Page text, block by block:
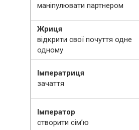
маніпулювати партнером
Жриця
відкрити свої почуття одне
одному
Імператриця
зачаття
Імператор
створити сім’ю